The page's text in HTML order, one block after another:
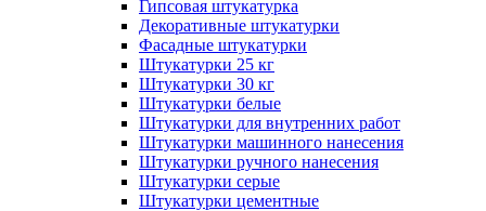
Гипсовая штукатурка
Декоративные штукатурки
Фасадные штукатурки
Штукатурки 25 кг
Штукатурки 30 кг
Штукатурки белые
Штукатурки для внутренних работ
Штукатурки машинного нанесения
Штукатурки ручного нанесения
Штукатурки серые
Штукатурки цементные